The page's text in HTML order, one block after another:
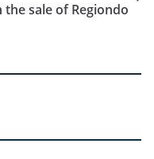
sale of Regiondo